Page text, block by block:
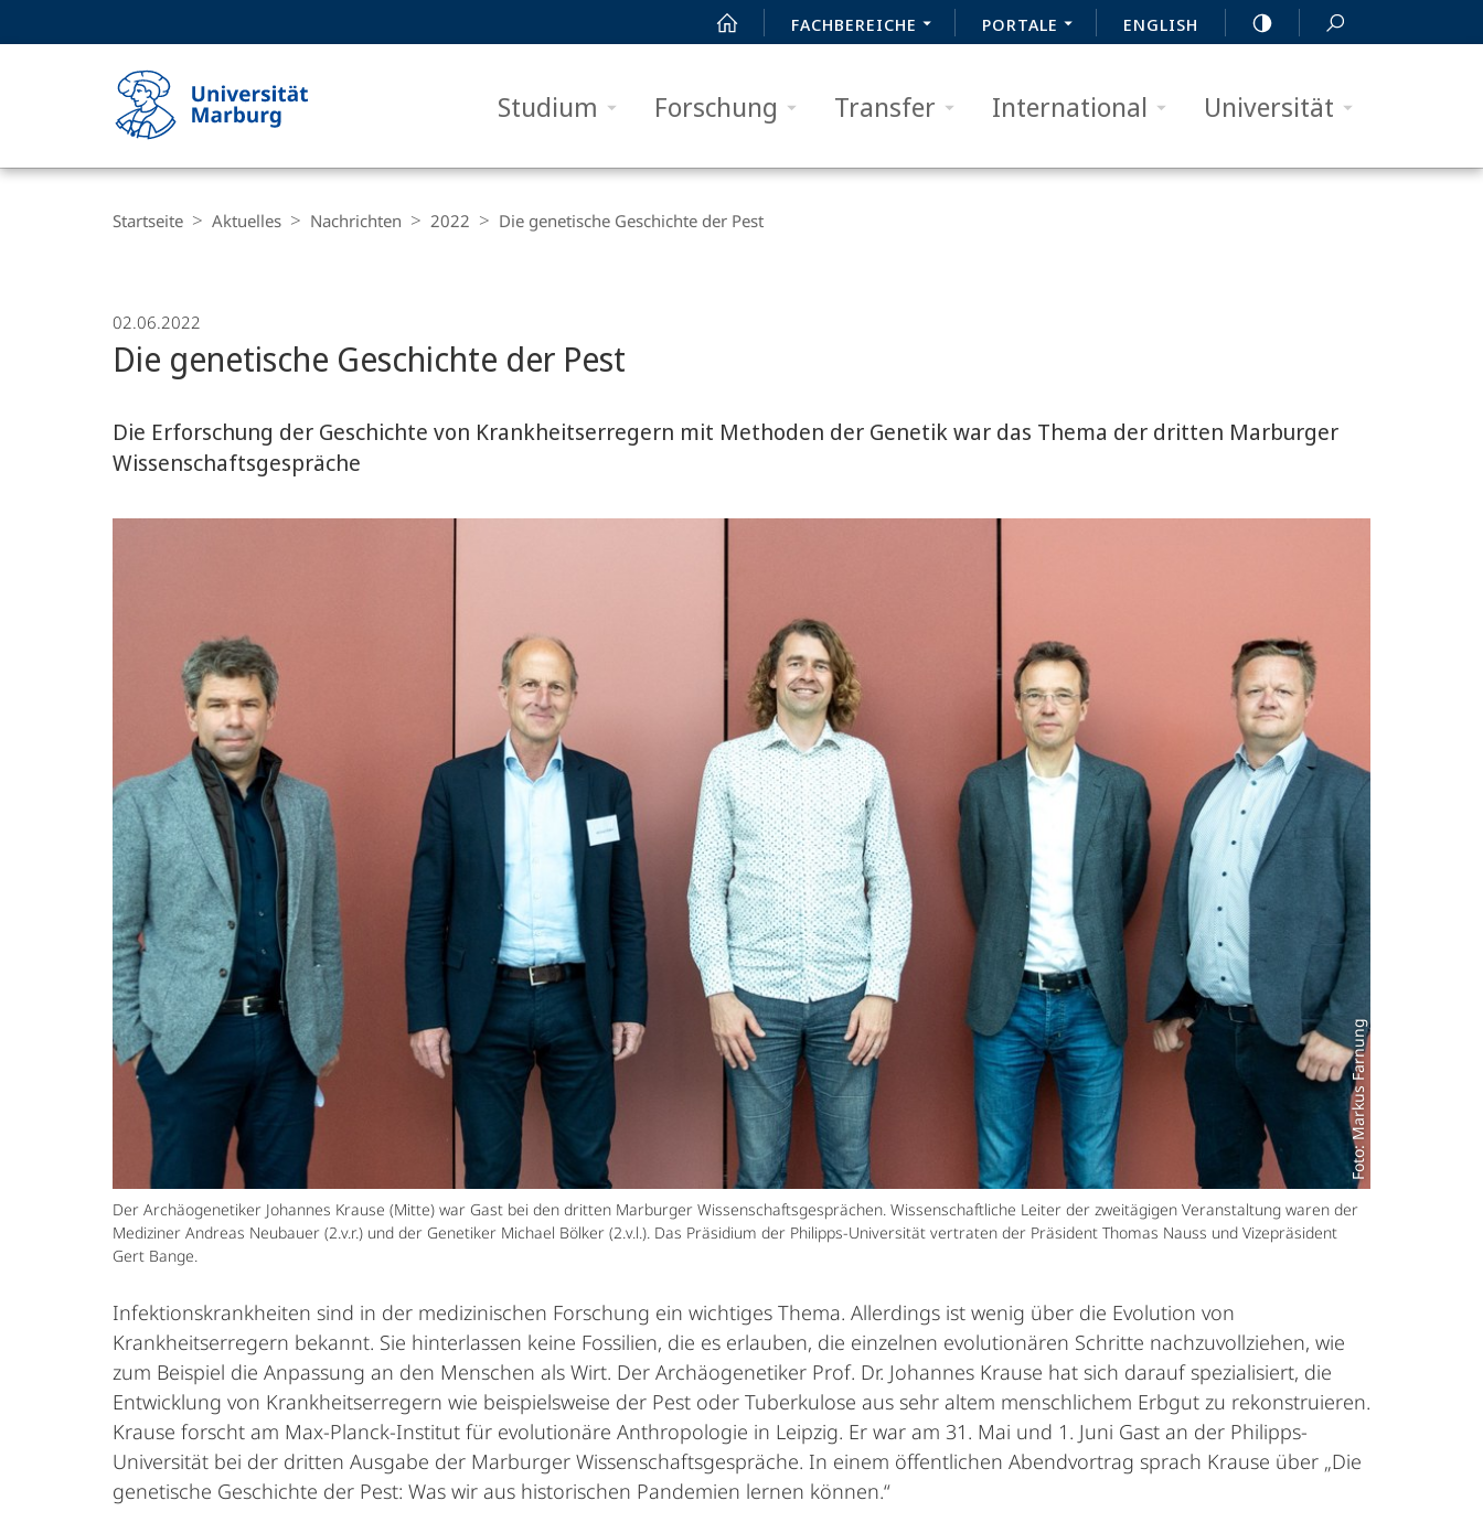
FACHBEREICHE PORTALE ENGLISH
Studium Forschung Transfer International Universität
Philipps-
Marburg
Navigation
Startseite Aktuelles Nachrichten 2022 Die genetische Geschichte der Pest
02.06.2022
Die genetische Geschichte der Pest
Die Erforschung der Geschichte von Krankheitserregern mit Methoden der Genetik war das Thema der dritten Marburger
Wissenschaftsgespräche
Foto: Markus Farnung
Der Archäogenetiker Johannes Krause (Mitte) war Gast bei den dritten Marburger Wissenschaftsgesprächen. Wissenschaftliche Leiter der zweitägigen Veranstaltung waren der
Mediziner Andreas Neubauer (2.v.r.) und der Genetiker Michael Bölker (2.v.l.). Das Präsidium der Philipps-Universität vertraten der Präsident Thomas Nauss und Vizepräsident
Gert Bange.
Infektionskrankheiten sind in der medizinischen Forschung ein wichtiges Thema. Allerdings ist wenig über die Evolution von
Krankheitserregern bekannt. Sie hinterlassen keine Fossilien, die es erlauben, die einzelnen evolutionären Schritte nachzuvollziehen, wie
zum Beispiel die Anpassung an den Menschen als Wirt. Der Archäogenetiker Prof. Dr. Johannes Krause hat sich darauf spezialisiert, die
Entwicklung von Krankheitserregern wie beispielsweise der Pest oder Tuberkulose aus sehr altem menschlichem Erbgut zu rekonstruieren.
Krause forscht am Max-Planck-Institut für evolutionäre Anthropologie in Leipzig. Er war am 31. Mai und 1. Juni Gast an der Philipps-
Universität bei der dritten Ausgabe der Marburger Wissenschaftsgespräche. In einem öffentlichen Abendvortrag sprach Krause über „Die
genetische Geschichte der Pest: Was wir aus historischen Pandemien lernen können.“